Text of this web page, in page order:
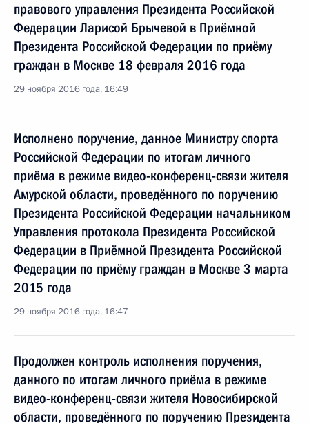
правового управления Президента Российской
Федерации Ларисой Брычевой в Приёмной
Президента Российской Федерации по приёму
граждан в Москве 18 февраля 2016 года
29 ноября 2016 года, 16:49
Исполнено поручение, данное Министру спорта
Российской Федерации по итогам личного
приёма в режиме видео-конференц-связи жителя
Амурской области, проведённого по поручению
Президента Российской Федерации начальником
Управления протокола Президента Российской
Федерации в Приёмной Президента Российской
Федерации по приёму граждан в Москве 3 марта
2015 года
29 ноября 2016 года, 16:47
Продолжен контроль исполнения поручения,
данного по итогам личного приёма в режиме
видео-конференц-связи жителя Новосибирской
области, проведённого по поручению Президента